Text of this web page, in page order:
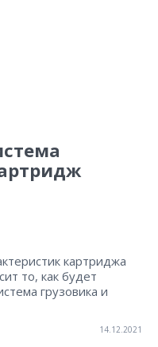
картриджа
то, как будет
грузовика и
14.12.2021